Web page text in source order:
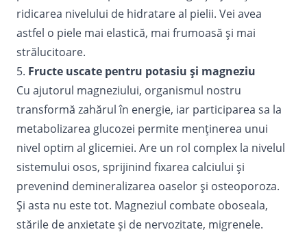
ridicarea nivelului de hidratare al pielii. Vei avea
astfel o piele mai elastică, mai frumoasă și mai
strălucitoare.
5. Fructe uscate pentru potasiu şi magneziu
Cu ajutorul magneziului, organismul nostru
transformă zahărul în energie, iar participarea sa la
metabolizarea glucozei permite menținerea unui
nivel optim al glicemiei. Are un rol complex la nivelul
sistemului osos, sprijinind fixarea calciului și
prevenind demineralizarea oaselor şi osteoporoza.
Și asta nu este tot. Magneziul combate oboseala,
stările de anxietate și de nervozitate, migrenele.